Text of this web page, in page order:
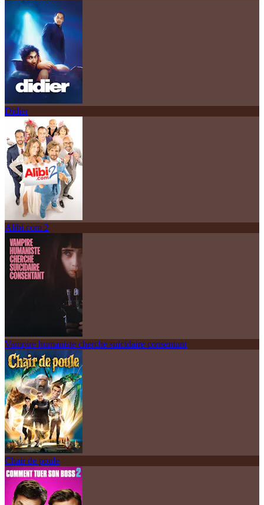
Didier
Alibi.com 2
Vampire humaniste cherche suicidaire consentant
Chair de poule